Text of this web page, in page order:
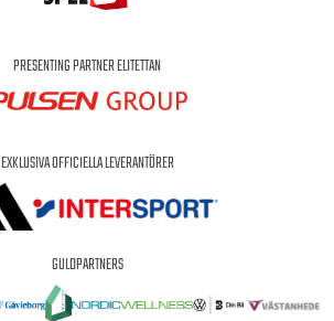
PRESENTING PARTNER ELITETTAN
EXKLUSIVA OFFICIELLA LEVERANTÖRER
GULDPARTNERS